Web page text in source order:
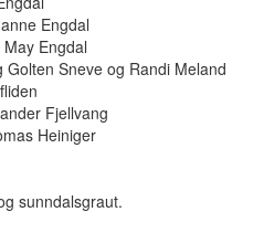
Engdal
Engdal
Sneve og Randi Meland
Fjellvang
Heiniger
sunndalsgraut.